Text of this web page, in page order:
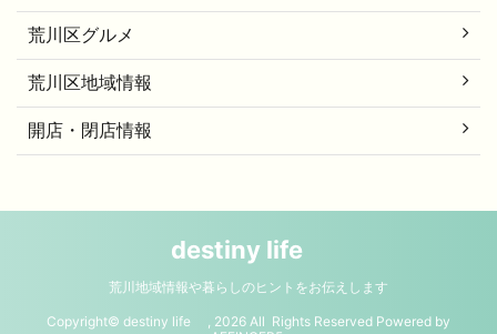
荒川区グルメ
荒川区地域情報
開店・閉店情報
destiny life
荒川地域情報や暮らしのヒントをお伝えします
Copyright© destiny life , 2026 All Rights Reserved Powered by